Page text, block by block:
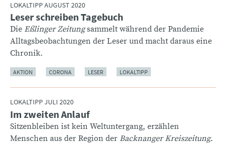
LOKALTIPP AUGUST 2020
:Leser schreiben Tagebuch
Die Eßlinger Zeitungsammelt während der Pandemie
Alltagsbeobachtungen der Leser und macht daraus eine
Chronik.
AKTION CORONA LESER LOKALTIPP
LOKALTIPP JULI 2020
:Im zweiten Anlauf
Sitzenbleiben ist kein Weltuntergang, erzählen
Menschen aus der Region der Backnanger Kreiszeitung.